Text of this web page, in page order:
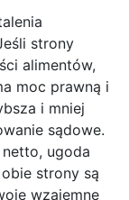
strony
alimentów,
moc prawną i
i mniej
sądowe.
ugoda
strony są
wzajemne